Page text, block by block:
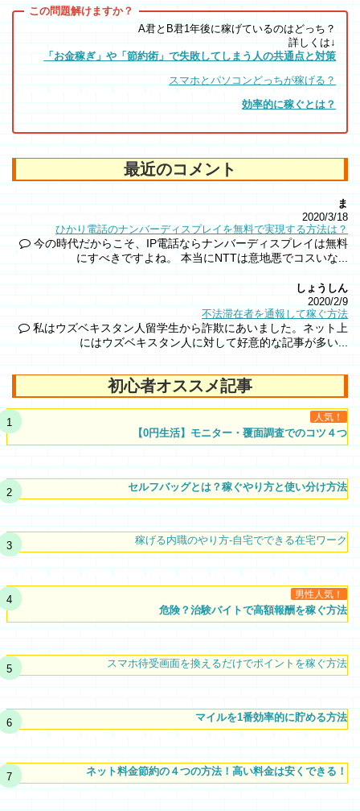
A君とB君1年後に稼げているのはどっち？
詳しくは↓
「お金稼ぎ」や「節約術」で失敗してしまう人の共通点と対策
スマホとパソコンどっちが稼げる？
効率的に稼ぐとは？
最近のコメント
ま
2020/3/18
ひかり電話のナンバーディスプレイを無料で実現する方法は？
今の時代だからこそ、IP電話ならナンバーディスプレイは無料
にすべきですよね。 本当にNTTは意地悪でコスいな...
しょうしん
2020/2/9
不法滞在者を通報して稼ぐ方法
私はウズベキスタン人留学生から詐欺にあいました。ネット上
にはウズベキスタン人に対して好意的な記事が多い...
初心者オススメ記事
人気！
【0円生活】モニター・覆面調査でのコツ４つ
セルフバッグとは？稼ぐやり方と使い分け方法
稼げる内職のやり方-自宅でできる在宅ワーク
男性人気！
危険？治験バイトで高額報酬を稼ぐ方法
スマホ待受画面を換えるだけでポイントを稼ぐ方法
マイルを1番効率的に貯める方法
ネット料金節約の４つの方法！高い料金は安くできる！